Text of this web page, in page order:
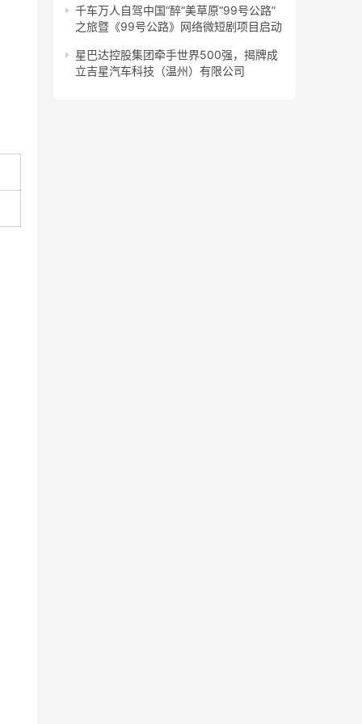
千车万人自驾中国“醉”美草原“99号公路”
之旅暨《99号公路》网络微短剧项目启动
星巴达控股集团牵手世界500强，揭牌成
立吉星汽车科技（温州）有限公司